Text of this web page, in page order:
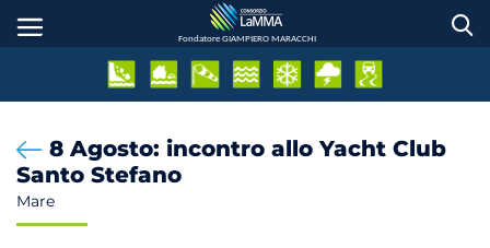
Fondatore GIAMPIERO MARACCHI
8 Agosto: incontro allo Yacht Club
Santo Stefano
Mare